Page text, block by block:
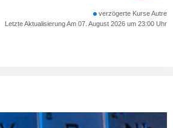
verzögerte Kurse Autre
Letzte Aktualisierung Am 07. August 2026 um 23:00 Uhr